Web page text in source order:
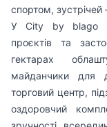
спортом, зустрічей
У City by blago
проєктів та
гектарах
майданчики для
торговий центр,
оздоровчий